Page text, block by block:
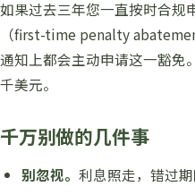
如果过去三年您一直按时合规
（first-time penalty
通知上都会主动申请这一豁免
千美元。
千万别做的几件事
别忽视。 利息照走，错过